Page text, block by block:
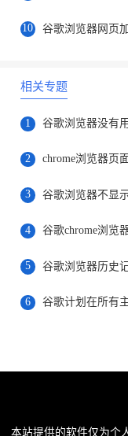
10
相关专题
1 谷歌浏览器没有
2 chrome浏览器页
3 谷歌浏览器不显
4 谷歌chrome浏览
5 谷歌浏览器历史
6
本站提供的软件仅为个